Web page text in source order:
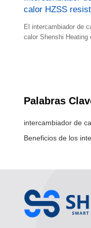
calor HZSS
El intercambiador de
calor Shenshi Heating
calor coaxiales tiene
Palabras
intercambiador de
Beneficios de los